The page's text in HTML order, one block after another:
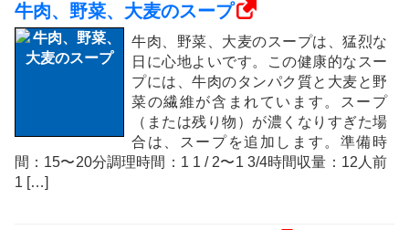
牛肉、野菜、大麦のスープ
牛肉、野菜、大麦のスープは、猛烈な
日に心地よいです。この健康的なスー
プには、牛肉のタンパク質と大麦と野
菜の繊維が含まれています。スープ
（または残り物）が濃くなりすぎた場
合は、スープを追加します。準備時
間：15〜20分調理時間：1 1 / 2〜1 3/4時間収量：12人前
1 […]